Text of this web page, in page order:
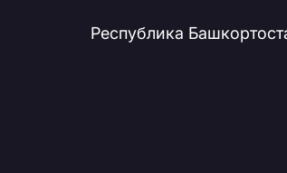
Республика